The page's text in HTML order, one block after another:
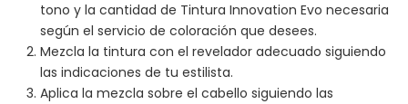
tono y la cantidad de Tintura Innovation Evo necesaria
según el servicio de coloración que desees.
Mezcla la tintura con el revelador adecuado siguiendo
las indicaciones de tu estilista.
Aplica la mezcla sobre el cabello siguiendo las